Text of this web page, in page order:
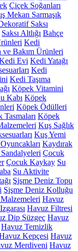
Çiçek Soğanları
Mekan Sarmaşık
Saksı
Saksı Altlığı Bahçe
Kedi
Bakım Ürünleri
Evi Kedi Yatağı
Kedi
Kedi Taşıma
Köpek Vitamini
Kabı Köpek
Köpek Ödülleri
Tasmaları Köpek
Kuş Sağlık
Kuş Yemi
Kaydırak
Çocuk
Çocuk Kaykay Su
Su Aktivite
Şişme Deniz Topu
Şişme Deniz Kolluğu
Havuz
Havuz Filtresi
Dip Süzgeç Havuz
Havuz Temizlik
Kepçesi Havuz
Merdiveni Havuz